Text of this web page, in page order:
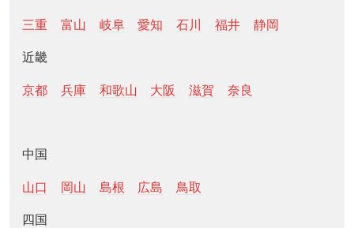
三重 富山 岐阜 愛知 石川 福井 静岡
近畿
京都 兵庫 和歌山 大阪 滋賀 奈良
中国
山口 岡山 島根 広島 鳥取
四国